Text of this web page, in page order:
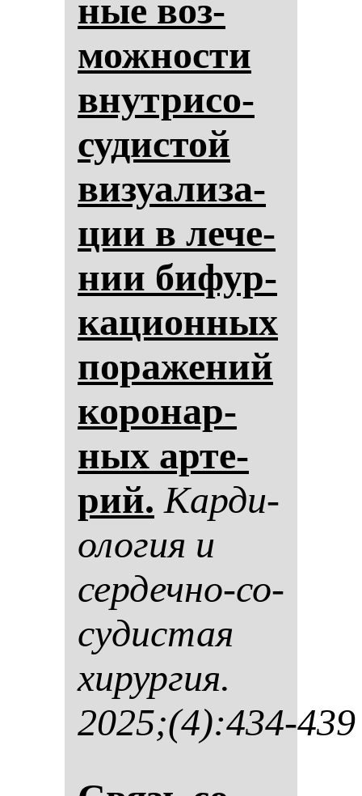
ные воз­
мож­нос­ти
внут­ри­со­
су­дис­той
ви­зу­али­за­
ции в ле­че­
нии би­фур­
ка­ци­он­ных
по­ра­же­ний
ко­ро­нар­
ных ар­те­
рий. Кар­ди­
оло­гия и
сер­деч­но-со­
су­дис­тая
хи­рур­гия.
2025;(4):434-439